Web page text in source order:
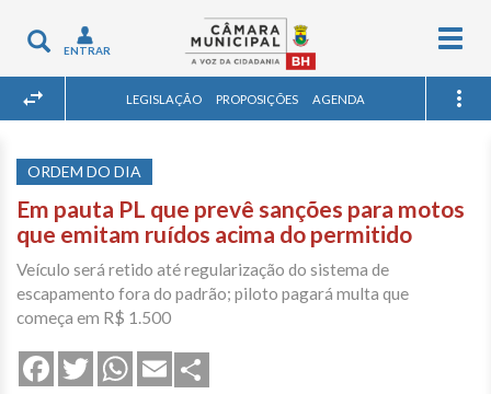
Toggle
navigation
ENTRAR
LEGISLAÇÃO PROPOSIÇÕES AGENDA
ORDEM DO DIA
Em pauta PL que prevê sanções para motos
que emitam ruídos acima do permitido
Veículo será retido até regularização do sistema de
escapamento fora do padrão; piloto pagará multa que
começa em R$ 1.500
FacebookTwitterWhatsApp
Email